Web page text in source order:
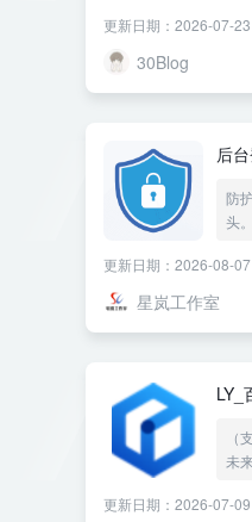
更新日期：2026-07-
30Blog
后
防
头。
更新日期：2026-08-
星岚工作室
LY_
未
更新日期：2026-07-